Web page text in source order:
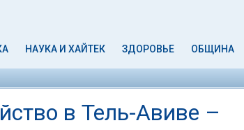
НАУКА И ХАЙТЕК ЗДОРОВЬЕ ОБЩИНА
в Тель-Авиве –